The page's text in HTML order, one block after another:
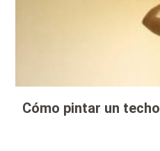
Cómo pintar un techo